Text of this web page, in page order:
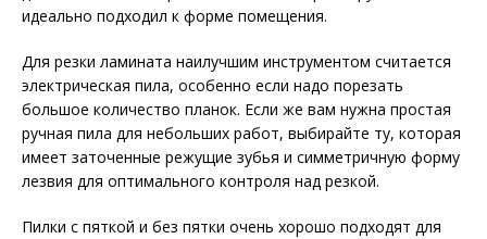
идеально подходил к форме помещения.
Для резки ламината наилучшим инструментом считается
электрическая пила, особенно если надо порезать
большое количество планок. Если же вам нужна простая
ручная пила для небольших работ, выбирайте ту, которая
имеет заточенные режущие зубья и симметричную форму
лезвия для оптимального контроля над резкой.
Пилки с пяткой и без пятки очень хорошо подходят для